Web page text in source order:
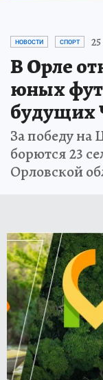
НОВОСТИ СПОРТ
В Орле
юных
будущих
За победу на
борются 23
Орловской